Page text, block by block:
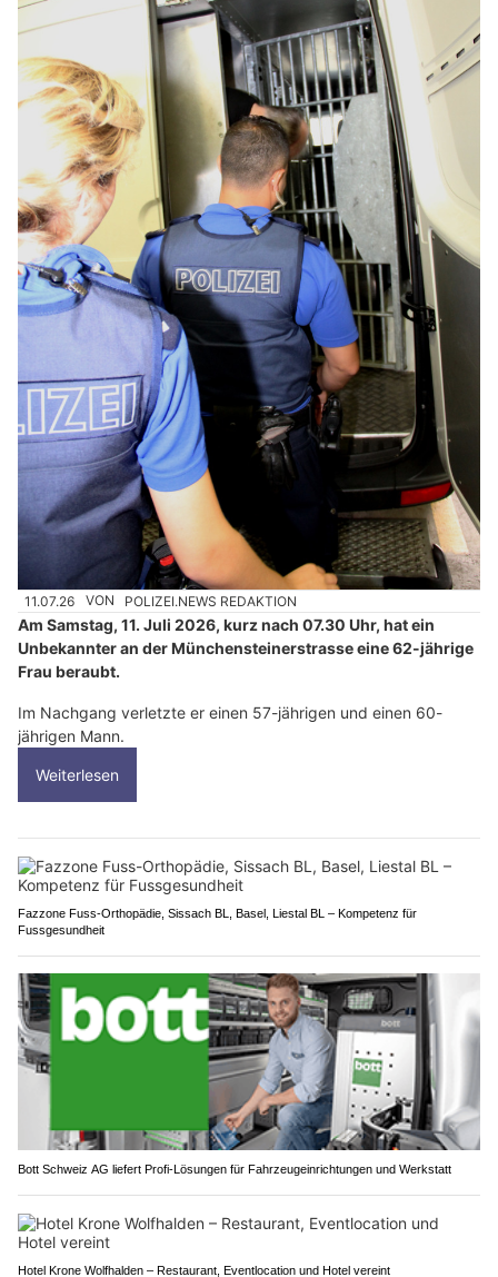
11.07.26 VON POLIZEI.NEWS REDAKTION
Am Samstag, 11. Juli 2026, kurz nach 07.30 Uhr, hat ein
Unbekannter an der Münchensteinerstrasse eine 62-jährige
Frau beraubt.
Im Nachgang verletzte er einen 57-jährigen und einen 60-
jährigen Mann.
Weiterlesen
Fazzone Fuss-Orthopädie, Sissach BL, Basel, Liestal BL – Kompetenz für
Fussgesundheit
Bott Schweiz AG liefert Profi-Lösungen für Fahrzeugeinrichtungen und Werkstatt
Hotel Krone Wolfhalden – Restaurant, Eventlocation und Hotel vereint